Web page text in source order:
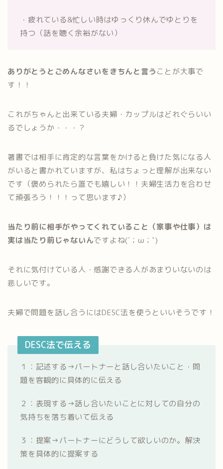
・疲れている&忙しい時はゆっくり休んでゆとりを
持つ（話を聴く余裕がない）
ありがとうとごめんなさいをきちんと言うことが大事で
す！！
これがちゃんと出来ている夫婦・カップルはどれぐらいい
るでしょうか・・・？
著書では相手に肯定的な言葉をかけると負けた気になる人
がいると書かれていますが、私はちょっと理解が出来ない
です（褒められたら誰でも嬉しい！！夫婦生活力を合わせ
て頑張ろう！！！って思います♪）
当たり前に相手がやってくれていること（家事や仕事）は
実は当たり前じゃないんですよね(´；ω；`)
それに気付けている人・感謝できる人があまりいないのは
悲しいです。
夫婦で問題を話し合うにはDESC法を使うといいそうです！
DESC法で伝える
１：記述する→パートナーと話し合いたいこと・問
題を客観的に具体的に伝える
２：表現する→話し合いたいことに対しての自分の
気持ちを落ち着いて伝える
３：提案→パートナーにどうして欲しいのか。解決
策を具体的に提案する